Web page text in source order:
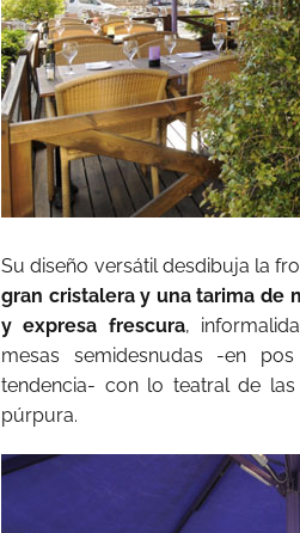
Su diseño versátil desdibuja la
gran cristalera y una tarima de
y expresa frescura,
mesas semidesnudas -en
tendencia- con lo teatral de
púrpura.